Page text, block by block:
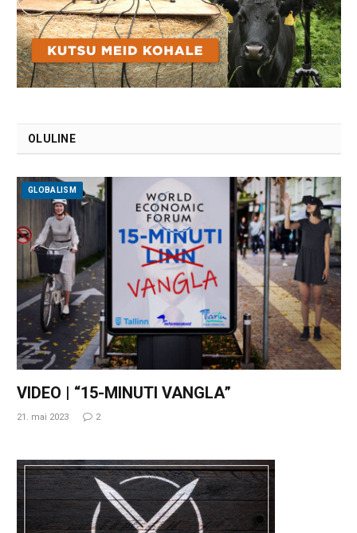
OLULINE
GLOBALISM
VIDEO | “15-MINUTI VANGLA”
21. mai 2023 2